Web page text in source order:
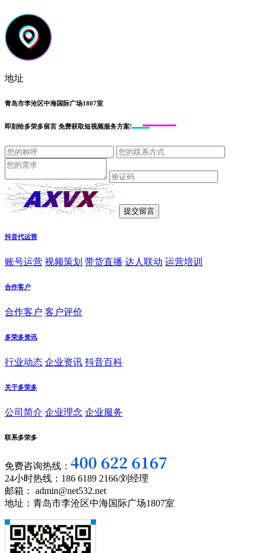
地址
青岛市李沧区中海国际广场1807室
即刻给多荣多留言 免费获取短视频服务方案!
抖音代运营
账号运营 视频策划 带货直播 达人联动 运营培训
合作客户
合作客户 客户评价
多荣多资讯
行业动态 企业资讯 抖音百科
关于多荣多
公司简介 企业理念 企业服务
联系多荣多
免费咨询热线：
24小时热线：186 6189 2166/刘经理
邮箱： admin@net532.net
地址：青岛市李沧区中海国际广场1807室